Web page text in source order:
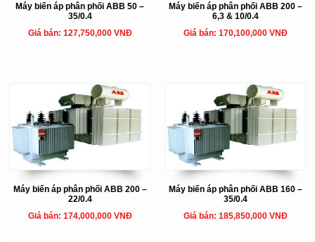
Máy biến áp phân phối ABB 50 –
35/0.4
Giá bán: 127,750,000 VNĐ
Máy biến áp phân phối ABB 200 –
6,3 & 10/0.4
Giá bán: 170,100,000 VNĐ
Máy biến áp phân phối ABB 200 –
22/0.4
Giá bán: 174,000,000 VNĐ
Máy biến áp phân phối ABB 160 –
35/0.4
Giá bán: 185,850,000 VNĐ